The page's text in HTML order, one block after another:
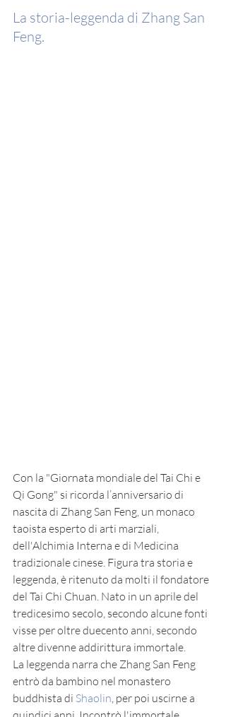
La storia-leggenda di Zhang San
Feng.
Con la "Giornata mondiale del Tai Chi e
Qi Gong" si ricorda l’anniversario di
nascita di Zhang San Feng, un monaco
taoista esperto di arti marziali,
dell'Alchimia Interna e di Medicina
tradizionale cinese. Figura tra storia e
leggenda, è ritenuto da molti il fondatore
del Tai Chi Chuan. Nato in un aprile del
tredicesimo secolo, secondo alcune fonti
visse per oltre duecento anni, secondo
altre divenne addirittura immortale.
La leggenda narra che Zhang San Feng
entrò da bambino nel monastero
buddhista di Shaolin , per poi uscirne a